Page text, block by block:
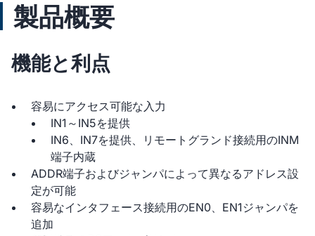
製品概要
機能と利点
容易にアクセス可能な入力
IN1～IN5を提供
IN6、IN7を提供、リモートグランド接続用のINM
端子内蔵
ADDR端子およびジャンパによって異なるアドレス設
定が可能
容易なインタフェース接続用のEN0、EN1ジャンパを
追加